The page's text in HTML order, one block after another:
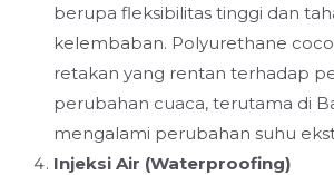
berupa fleksibilitas tinggi dan
kelembaban. Polyurethane
retakan yang rentan terhadap
perubahan cuaca, terutama di
mengalami perubahan suhu
Injeksi Air (Waterproofing)